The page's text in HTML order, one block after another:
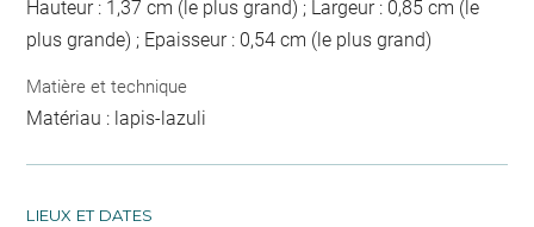
Hauteur : 1,37 cm (le plus grand) ; Largeur : 0,85 cm (le
plus grande) ; Epaisseur : 0,54 cm (le plus grand)
Matière et technique
Matériau : lapis-lazuli
LIEUX ET DATES